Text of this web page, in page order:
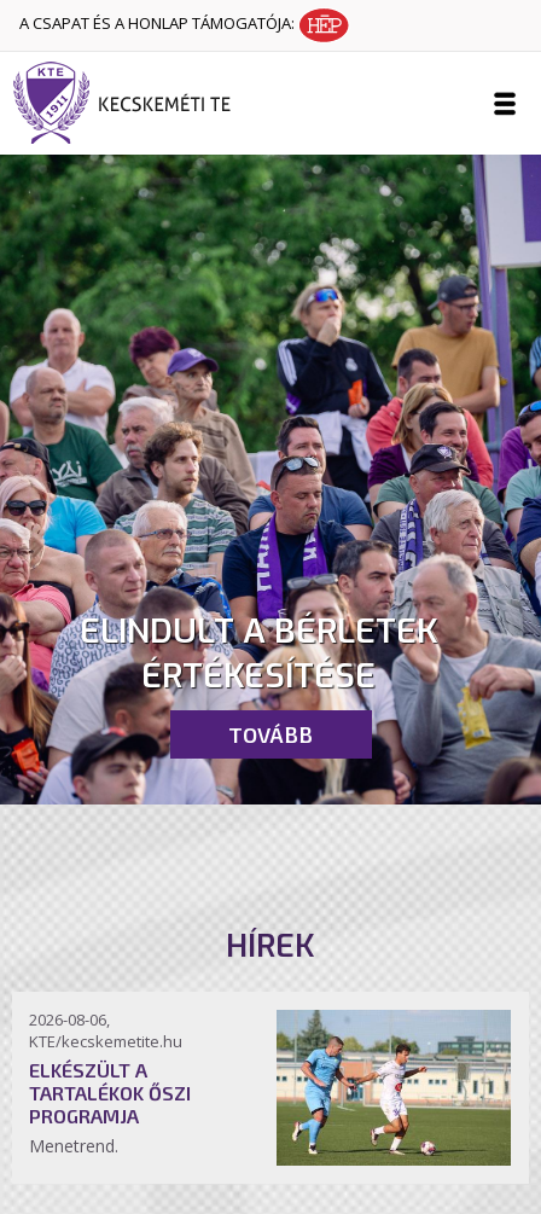
A CSAPAT ÉS A HONLAP TÁMOGATÓJA:
ELINDULT A BÉRLETEK
ÉRTÉKESÍTÉSE
TOVÁBB
HÍREK
2026-08-06,
KTE/kecskemetite.hu
ELKÉSZÜLT A
TARTALÉKOK ŐSZI
PROGRAMJA
Menetrend.